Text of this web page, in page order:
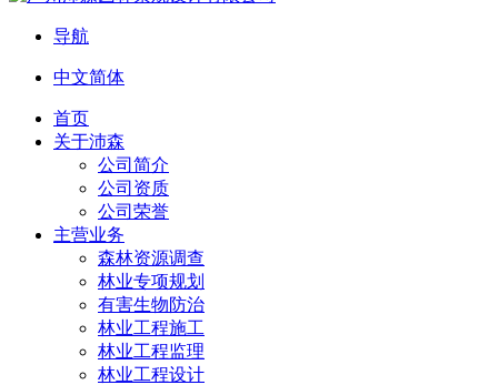
导航
中文简体
首页
关于沛森
公司简介
公司资质
公司荣誉
主营业务
森林资源调查
林业专项规划
有害生物防治
林业工程施工
林业工程监理
林业工程设计